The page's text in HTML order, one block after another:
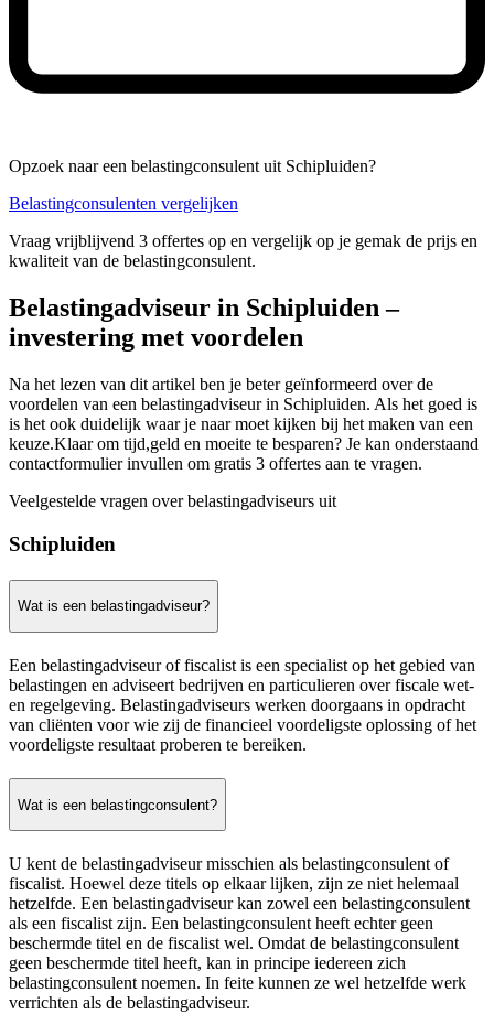
Opzoek naar een belastingconsulent uit Schipluiden?
Belastingconsulenten vergelijken
Vraag vrijblijvend 3 offertes op en vergelijk op je gemak de prijs en
kwaliteit van de belastingconsulent.
Belastingadviseur in Schipluiden –
investering met voordelen
Na het lezen van dit artikel ben je beter geïnformeerd over de
voordelen van een belastingadviseur in Schipluiden. Als het goed is
is het ook duidelijk waar je naar moet kijken bij het maken van een
keuze.Klaar om tijd,geld en moeite te besparen? Je kan onderstaand
contactformulier invullen om gratis 3 offertes aan te vragen.
Veelgestelde vragen over belastingadviseurs uit
Schipluiden
Wat is een belastingadviseur?
Een belastingadviseur of fiscalist is een specialist op het gebied van
belastingen en adviseert bedrijven en particulieren over fiscale wet-
en regelgeving. Belastingadviseurs werken doorgaans in opdracht
van cliënten voor wie zij de financieel voordeligste oplossing of het
voordeligste resultaat proberen te bereiken.
Wat is een belastingconsulent?
U kent de belastingadviseur misschien als belastingconsulent of
fiscalist. Hoewel deze titels op elkaar lijken, zijn ze niet helemaal
hetzelfde. Een belastingadviseur kan zowel een belastingconsulent
als een fiscalist zijn. Een belastingconsulent heeft echter geen
beschermde titel en de fiscalist wel. Omdat de belastingconsulent
geen beschermde titel heeft, kan in principe iedereen zich
belastingconsulent noemen. In feite kunnen ze wel hetzelfde werk
verrichten als de belastingadviseur.